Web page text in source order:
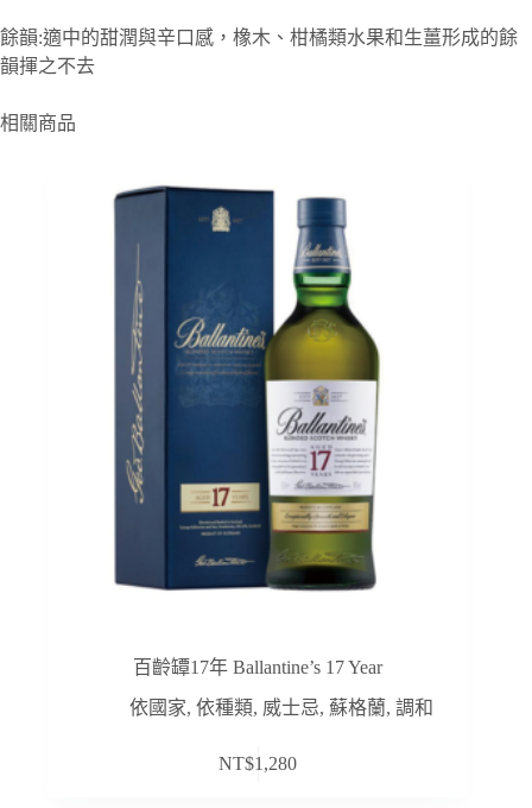
餘韻:適中的甜潤與辛口感，橡木、柑橘類水果和生薑形成的餘
韻揮之不去
相關商品
百齡罈17年 Ballantine’s 17 Year
依國家,依種類, 威士忌,蘇格蘭,調和
NT$1,280